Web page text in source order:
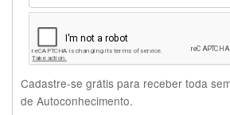
Cadastre-se grátis para receber toda
de Autoconhecimento.